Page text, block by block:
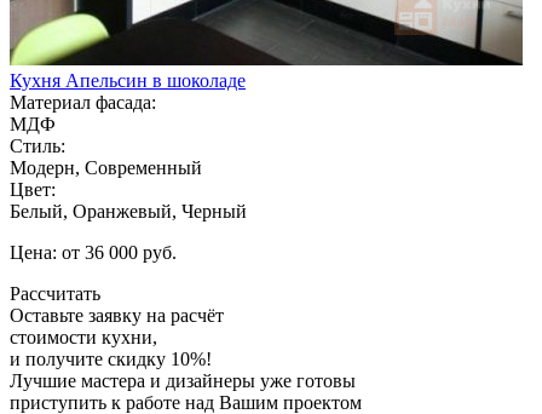
Кухня Апельсин в шоколаде
Материал фасада:
МДФ
Стиль:
Модерн, Современный
Цвет:
Белый, Оранжевый, Черный
Цена: от 36 000 руб.
Рассчитать
Оставьте заявку на расчёт
стоимости кухни,
и получите скидку 10%!
Лучшие мастера и дизайнеры уже готовы
приступить к работе над Вашим проектом